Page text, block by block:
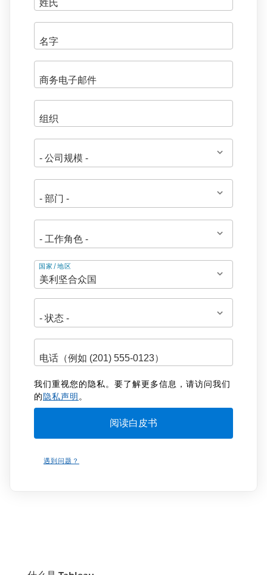
地
址
国家/地区
我们重视您的隐私。要了解更多信息，请访问我们
的隐私声明 。
遇到问题？